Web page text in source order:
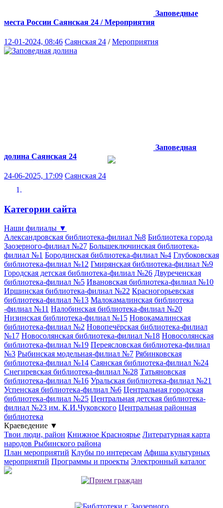
Заповедные
места России Саянская 24 / Мероприятия
12-01-2024, 08:46 Саянская 24 /Мероприятия
Заповедная
долина Саянская 24
24-06-2025, 17:09 Саянская 24
Категории сайта
Наши филиалы ▼
Александровская библиотека-филиал №8 Библиотека города
Заозерного-филиал №27 Большеключинская библиотека-
филиал №1 Бородинская библиотека-филиал №4 Глубоковская
библиотека-филиал №12 Гмирянская библиотека-филиал №9
Городская детская библиотека-филиал №26 Двуреченская
библиотека-филиал №5 Ивановская библиотека-филиал №10
Иршинская библиотека-филиал №22 Красногорьевская
библиотека-филиал №13 Малокамалинская библиотека
-филиал №11 Налобинская библиотека-филиал №20
Низинская библиотека-филиал №15 Новокамалинская
библиотека-филиал №2 Новопечёрская библиотека-филиал
№17 Новосолянская библиотека-филиал №18 Новосолянская
библиотека-филиал №19 Переясловская библиотека-филиал
№3 Рыбинская модельная-филиал №7 Рябинковская
библиотека-филиал №14 Саянская библиотека-филиал №24
Снегиревская библиотека-филиал №28 Татьяновская
библиотека-филиал №16 Уральская библиотека-филиал №21
Успенская библиотека-филиал №6 Центральная городская
библиотека-филиал №25 Центральная детская библиотека-
филиал №23 им. К.И.Чуковского Центральная районная
библиотека
Краеведение ▼
Твои люди, район Книжное Красноярье Литературная карта
народов Рыбинского района
План мероприятий Клубы по интересам Афиша культурных
мероприятий Программы и проекты Электронный каталог